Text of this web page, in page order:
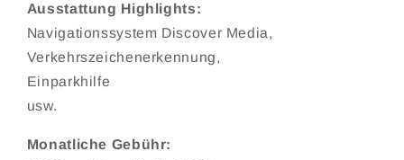
Ausstattung Highlights:
Navigationssystem Discover Media,
Verkehrszeichenerkennung,
Einparkhilfe
usw.
Monatliche Gebühr: